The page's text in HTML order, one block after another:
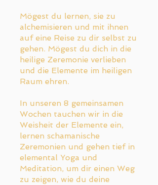
Mögest du lernen, sie zu
alchemisieren und mit ihnen
auf eine Reise zu dir selbst zu
gehen. Mögest du dich in die
heilige Zeremonie verlieben
und die Elemente im heiligen
Raum ehren.
In unseren 8 gemeinsamen
Wochen tauchen wir in die
Weisheit der Elemente ein,
lernen schamanische
Zeremonien und gehen tief in
elemental Yoga und
Meditation, um dir einen Weg
zu zeigen, wie du deine